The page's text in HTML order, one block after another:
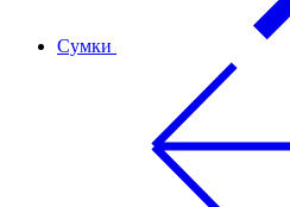
Сумки